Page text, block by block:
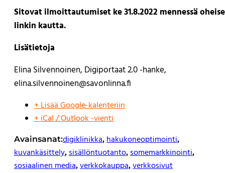
Sitovat ilmoittautumiset ke 31.8.2022 mennessä
linkin kautta.
Lisätietoja
Elina Silvennoinen, Digiportaat 2.0 -hanke,
elina.silvennoinen@savonlinna.fi
+ Lisää Google-kalenteriin
+ iCal / Outlook -vienti
Avainsanat:digiklinikka, hakukoneoptimointi,
kuvankäsittely, sisällöntuotanto, somemarkkinointi,
sosiaalinen media, verkkokauppa, verkkosivut